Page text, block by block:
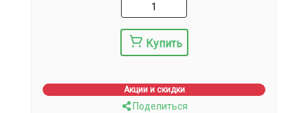
Купить
Акции и скидки
Поделиться